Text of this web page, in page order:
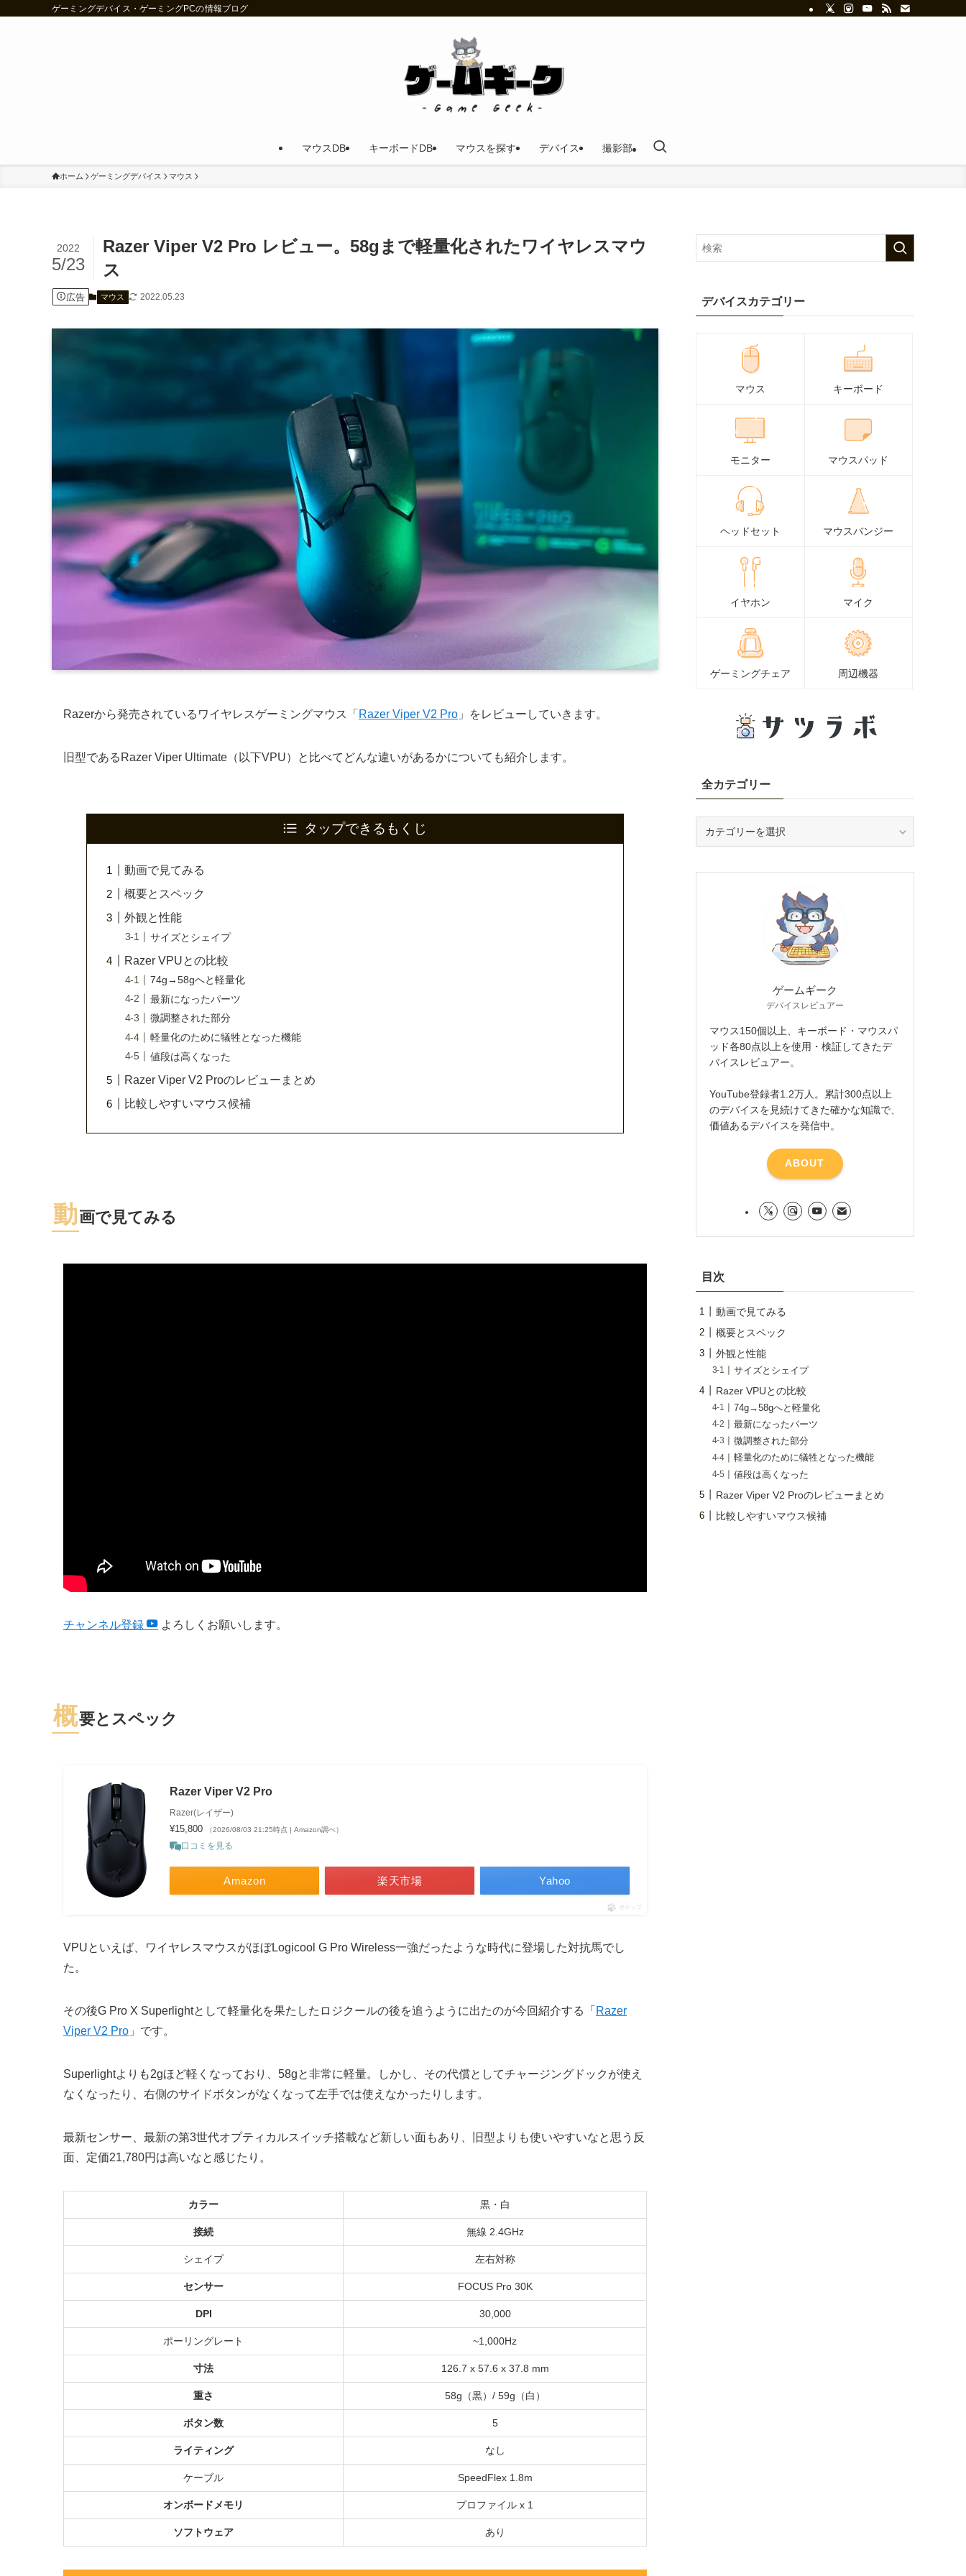
ゲーミングデバイス・ゲーミングPCの情報ブログ
マウスDB キーボードDB マウスを探す デバイス 撮影部
ホーム ゲーミングデバイス マウス
Razer Viper V2 Pro レビュー。58gまで軽量化されたワイヤレスマウ
ス
2022
5/23
広告 マウス 2022.05.23
Razerから発売されているワイヤレスゲーミングマウス「 Razer Viper V2 Pro 」をレビューしていきます。
旧型であるRazer Viper Ultimate（以下VPU）と比べてどんな違いがあるかについても紹介します。
タップできるもくじ
動画で見てみる
概要とスペック
外観と性能
サイズとシェイプ
Razer VPUとの比較
74g→58gへと軽量化
最新になったパーツ
微調整された部分
軽量化のために犠牲となった機能
値段は高くなった
Razer Viper V2 Proのレビューまとめ
比較しやすいマウス候補
動画で見てみる
チャンネル登録 よろしくお願いします。
概要とスペック
Razer Viper V2 Pro
Razer(レイザー)
¥15,800 （2026/08/03 21:25時点 | Amazon調べ）
口コミを見る
Amazon 楽天市場 Yahoo
ポチップ
VPUといえば、ワイヤレスマウスがほぼLogicool G Pro Wireless一強だったような時代に登場した対抗馬でし
た。
その後G Pro X Superlightとして軽量化を果たしたロジクールの後を追うように出たのが今回紹介する「 Razer
Viper V2 Pro 」です。
Superlightよりも2gほど軽くなっており、58gと非常に軽量。しかし、その代償としてチャージングドックが使え
なくなったり、右側のサイドボタンがなくなって左手では使えなかったりします。
最新センサー、最新の第3世代オプティカルスイッチ搭載など新しい面もあり、旧型よりも使いやすいなと思う反
面、定価21,780円は高いなと感じたり。
カラー 黒・白
接続 無線 2.4GHz
シェイプ 左右対称
センサー FOCUS Pro 30K
DPI 30,000
ポーリングレート ~1,000Hz
寸法 126.7 x 57.6 x 37.8 mm
重さ 58g（黒）/ 59g（白）
ボタン数 5
ライティング なし
ケーブル SpeedFlex 1.8m
オンボードメモリ プロファイル x 1
ソフトウェア あり
デバイスカテゴリー
マウス キーボード
モニター マウスパッド
ヘッドセット マウスバンジー
イヤホン マイク
ゲーミングチェア 周辺機器
全カテゴリー
ゴ
ゲームギーク
デバイスレビュアー
マウス150個以上、キーボード・マウスパ
ッド各80点以上を使用・検証してきたデ
バイスレビュアー。
YouTube登録者1.2万人。累計300点以上
のデバイスを見続けてきた確かな知識で、
価値あるデバイスを発信中。
ABOUT
目次
動画で見てみる
概要とスペック
外観と性能
サイズとシェイプ
Razer VPUとの比較
74g→58gへと軽量化
最新になったパーツ
微調整された部分
軽量化のために犠牲となった機能
値段は高くなった
Razer Viper V2 Proのレビューまとめ
比較しやすいマウス候補